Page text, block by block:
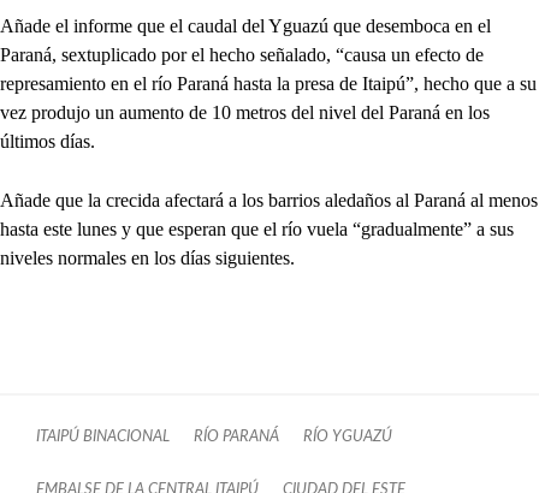
Añade el informe que el caudal del Yguazú que desemboca en el
Paraná, sextuplicado por el hecho señalado, “causa un efecto de
represamiento en el río Paraná hasta la presa de Itaipú”, hecho que a su
vez produjo un aumento de 10 metros del nivel del Paraná en los
últimos días.
Añade que la crecida afectará a los barrios aledaños al Paraná al menos
hasta este lunes y que esperan que el río vuela “gradualmente” a sus
niveles normales en los días siguientes.
ITAIPÚ BINACIONAL RÍO PARANÁ RÍO YGUAZÚ
EMBALSE DE LA CENTRAL ITAIPÚ CIUDAD DEL ESTE